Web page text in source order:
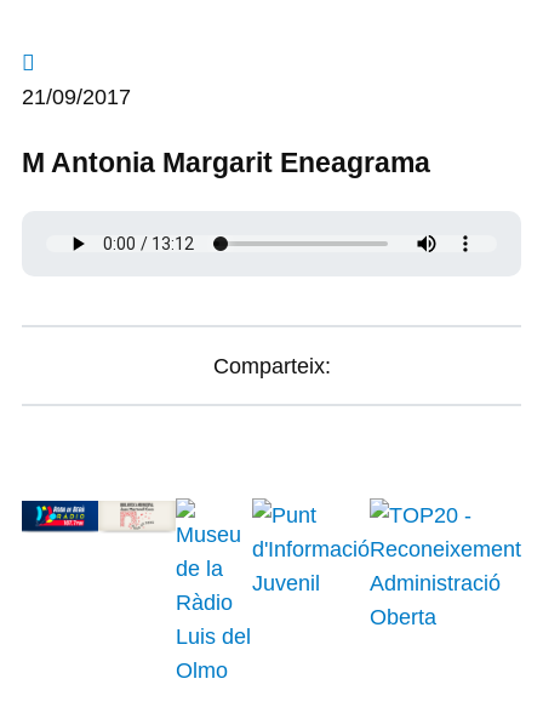
21/09/2017
M Antonia Margarit Eneagrama
Comparteix: